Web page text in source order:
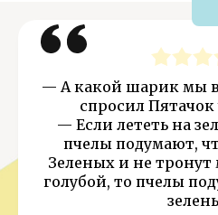
— А какой шарик мы
спросил
— Если лететь на
пчелы подумают,
Зеленых и не тронут
голубой, то пчелы